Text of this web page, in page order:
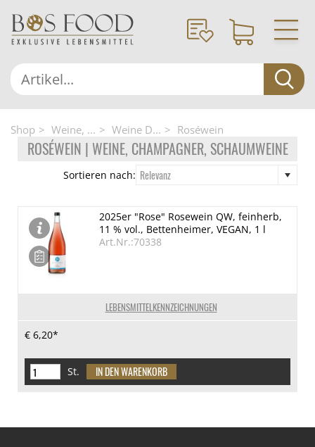
Shop Weine, ... Weine D... Roséwein
ROSÉWEIN | WEINE, CHAMPAGNER, SCHAUMWEINE
Sortieren nach: Relevanz
LEBENSMITTELKENNZEICHNUNGEN
2025er "Rose" Rosewein QW, feinherb,
11 % vol., Bettenheimer, VEGAN, 1 l
Art.Nr.:70338
€ 6,20*
St.